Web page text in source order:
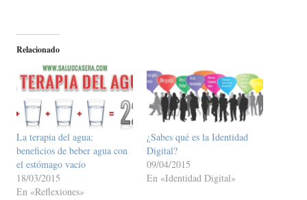
Relacionado
La terapia del agua:
beneficios de beber agua con
el estómago vacío
18/03/2015
En «Reflexiones»
¿Sabes qué es la Identidad
Digital?
09/04/2015
En «Identidad Digital»